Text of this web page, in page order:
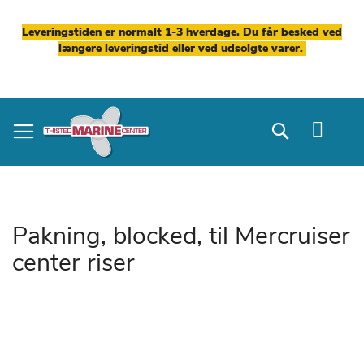
Leveringstiden er normalt 1-3 hverdage. Du får besked ved
længere leveringstid eller ved udsolgte varer.
to
Content
Search
Pakning, blocked, til Mercruiser
center riser